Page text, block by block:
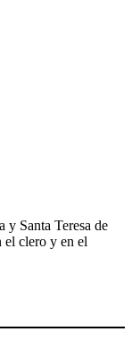
y Santa Teresa de
el clero y en el